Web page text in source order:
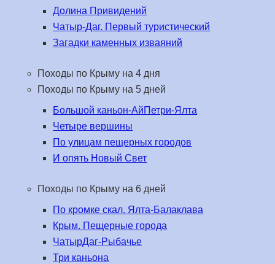
Долина Привидений
Чатыр-Даг. Первый туристический
Загадки каменных изваяний
Походы по Крыму на 4 дня
Походы по Крыму на 5 дней
Большой каньон-АйПетри-Ялта
Четыре вершины
По улицам пещерных городов
И опять Новый Свет
Походы по Крыму на 6 дней
По кромке скал. Ялта-Балаклава
Крым. Пещерные города
ЧатырДаг-Рыбачье
Три каньона